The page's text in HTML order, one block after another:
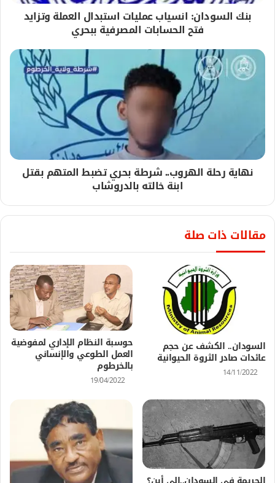
بنك السودان: انسياب عمليات استبدال العملة وتزايد
فتح الحسابات المصرفية ببحري
نهاية رحلة الهروب.. شرطة بحري تضبط المتهم بقتل
ابنة خالته بالدروشاب
مقالات ذات صلة
السودان.. الكشف عن حجم
عائدات صادر الثروة الحيوانية
14/11/2022
حوسبة النظام الإداري لمفوضية
العمل الطوعي والإنساني
بالخرطوم
19/04/2022